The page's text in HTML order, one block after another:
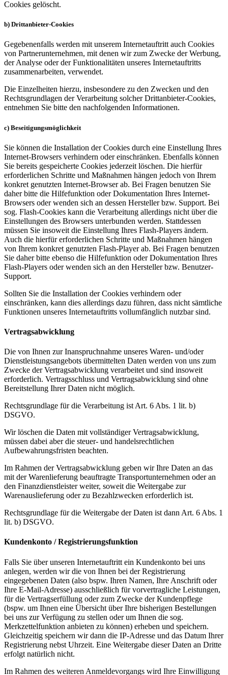
Cookies gelöscht.
b) Drittanbieter-Cookies
Gegebenenfalls werden mit unserem Internetauftritt auch Cookies
von Partnerunternehmen, mit denen wir zum Zwecke der Werbung,
der Analyse oder der Funktionalitäten unseres Internetauftritts
zusammenarbeiten, verwendet.
Die Einzelheiten hierzu, insbesondere zu den Zwecken und den
Rechtsgrundlagen der Verarbeitung solcher Drittanbieter-Cookies,
entnehmen Sie bitte den nachfolgenden Informationen.
c) Beseitigungsmöglichkeit
Sie können die Installation der Cookies durch eine Einstellung Ihres
Internet-Browsers verhindern oder einschränken. Ebenfalls können
Sie bereits gespeicherte Cookies jederzeit löschen. Die hierfür
erforderlichen Schritte und Maßnahmen hängen jedoch von Ihrem
konkret genutzten Internet-Browser ab. Bei Fragen benutzen Sie
daher bitte die Hilfefunktion oder Dokumentation Ihres Internet-
Browsers oder wenden sich an dessen Hersteller bzw. Support. Bei
sog. Flash-Cookies kann die Verarbeitung allerdings nicht über die
Einstellungen des Browsers unterbunden werden. Stattdessen
müssen Sie insoweit die Einstellung Ihres Flash-Players ändern.
Auch die hierfür erforderlichen Schritte und Maßnahmen hängen
von Ihrem konkret genutzten Flash-Player ab. Bei Fragen benutzen
Sie daher bitte ebenso die Hilfefunktion oder Dokumentation Ihres
Flash-Players oder wenden sich an den Hersteller bzw. Benutzer-
Support.
Sollten Sie die Installation der Cookies verhindern oder
einschränken, kann dies allerdings dazu führen, dass nicht sämtliche
Funktionen unseres Internetauftritts vollumfänglich nutzbar sind.
Vertragsabwicklung
Die von Ihnen zur Inanspruchnahme unseres Waren- und/oder
Dienstleistungsangebots übermittelten Daten werden von uns zum
Zwecke der Vertragsabwicklung verarbeitet und sind insoweit
erforderlich. Vertragsschluss und Vertragsabwicklung sind ohne
Bereitstellung Ihrer Daten nicht möglich.
Rechtsgrundlage für die Verarbeitung ist Art. 6 Abs. 1 lit. b)
DSGVO.
Wir löschen die Daten mit vollständiger Vertragsabwicklung,
müssen dabei aber die steuer- und handelsrechtlichen
Aufbewahrungsfristen beachten.
Im Rahmen der Vertragsabwicklung geben wir Ihre Daten an das
mit der Warenlieferung beauftragte Transportunternehmen oder an
den Finanzdienstleister weiter, soweit die Weitergabe zur
Warenauslieferung oder zu Bezahlzwecken erforderlich ist.
Rechtsgrundlage für die Weitergabe der Daten ist dann Art. 6 Abs. 1
lit. b) DSGVO.
Kundenkonto / Registrierungsfunktion
Falls Sie über unseren Internetauftritt ein Kundenkonto bei uns
anlegen, werden wir die von Ihnen bei der Registrierung
eingegebenen Daten (also bspw. Ihren Namen, Ihre Anschrift oder
Ihre E-Mail-Adresse) ausschließlich für vorvertragliche Leistungen,
für die Vertragserfüllung oder zum Zwecke der Kundenpflege
(bspw. um Ihnen eine Übersicht über Ihre bisherigen Bestellungen
bei uns zur Verfügung zu stellen oder um Ihnen die sog.
Merkzettelfunktion anbieten zu können) erheben und speichern.
Gleichzeitig speichern wir dann die IP-Adresse und das Datum Ihrer
Registrierung nebst Uhrzeit. Eine Weitergabe dieser Daten an Dritte
erfolgt natürlich nicht.
Im Rahmen des weiteren Anmeldevorgangs wird Ihre Einwilligung